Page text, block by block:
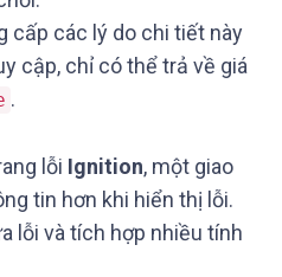
cấp các lý do chi tiết này
cập, chỉ có thể trả về giá
.
lỗi Ignition, một giao
tin hơn khi hiển thị lỗi.
lỗi và tích hợp nhiều tính